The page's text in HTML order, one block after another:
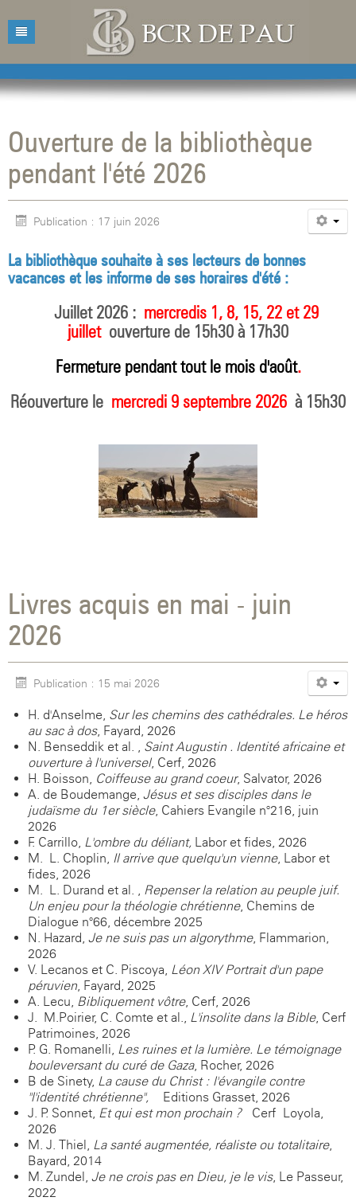
Accueil
Présentation
Horaires d'ouvertures
Catalogue
Catalogue des livres
Acquisitions
Agenda
Ouverture de la bibliothèque
pendant l'été 2026
Publication : 17 juin 2026
La bibliothèque souhaite à ses lecteurs de bonnes
vacances et les informe de ses horaires d'été :
Juillet 2026 :mercredis 1, 8, 15, 22 et 29
juillet ouverture de 15h30 à 17h30
Fermeture pendant tout le mois d'août.
Réouverture le mercredi 9 septembre 2026 à 15h30
Livres acquis en mai - juin
2026
Publication : 15 mai 2026
H. d'Anselme, Sur les chemins des cathédrales. Le héros
au sac à dos, Fayard, 2026
N. Benseddik et al. , Saint Augustin . Identité africaine et
ouverture à l'universel, Cerf, 2026
H. Boisson, Coiffeuse au grand coeur, Salvator, 2026
A. de Boudemange, Jésus et ses disciples dans le
judaïsme du 1er siècle, Cahiers Evangile n°216, juin
2026
F. Carrillo, L'ombre du déliant, Labor et fides, 2026
M.- L. Choplin, Il arrive que quelqu'un vienne, Labor et
fides, 2026
M.- L. Durand et al. , Repenser la relation au peuple juif.
Un enjeu pour la théologie chrétienne, Chemins de
Dialogue n°66, décembre 2025
N. Hazard, Je ne suis pas un algorythme, Flammarion,
2026
V. Lecanos et C. Piscoya, Léon XIV Portrait d'un pape
péruvien, Fayard, 2025
A. Lecu, Bibliquement vôtre, Cerf, 2026
J.- M.Poirier, C. Comte et al., L'insolite dans la Bible, Cerf
Patrimoines, 2026
P. G. Romanelli, Les ruines et la lumière. Le témoignage
bouleversant du curé de Gaza, Rocher, 2026
B de Sinety, La cause du Christ : l'évangile contre
"l'identité chrétienne",
Editions Grasset, 2026
J. P. Sonnet, Et qui est mon prochain ?
Cerf Loyola,
2026
M. J. Thiel, La santé augmentée, réaliste ou totalitaire,
Bayard, 2014
M. Zundel, Je ne crois pas en Dieu, je le vis, Le Passeur,
2022